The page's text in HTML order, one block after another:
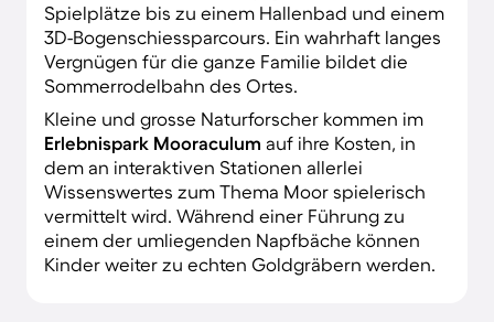
Spielplätze bis zu einem Hallenbad und einem
3D-Bogenschiessparcours. Ein wahrhaft langes
Vergnügen für die ganze Familie bildet die
Sommerrodelbahn des Ortes.
Kleine und grosse Naturforscher kommen im
Erlebnispark Mooraculum auf ihre Kosten, in
dem an interaktiven Stationen allerlei
Wissenswertes zum Thema Moor spielerisch
vermittelt wird. Während einer Führung zu
einem der umliegenden Napfbäche können
Kinder weiter zu echten Goldgräbern werden.